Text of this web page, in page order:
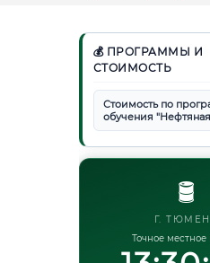
💰 ПРОГРАММЫ И
СТОИМОСТЬ
Стоимость по
обучения
🛢️
Г.
Точное местное